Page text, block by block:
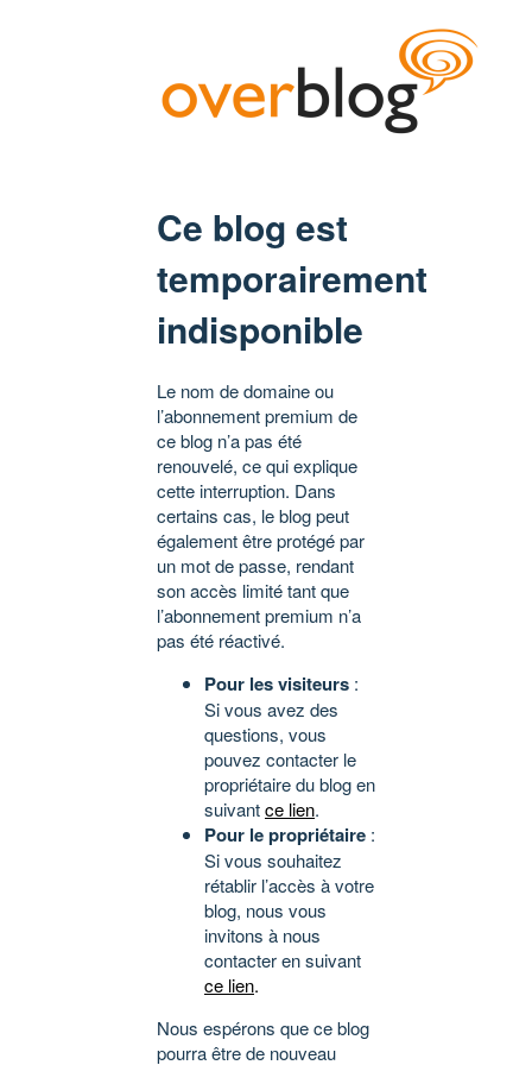
Ce blog est
temporairement
indisponible
Le nom de domaine ou
l’abonnement premium de
ce blog n’a pas été
renouvelé, ce qui explique
cette interruption. Dans
certains cas, le blog peut
également être protégé par
un mot de passe, rendant
son accès limité tant que
l’abonnement premium n’a
pas été réactivé.
Pour les visiteurs :
Si vous avez des
questions, vous
pouvez contacter le
propriétaire du blog en
suivantce lien.
Pour le propriétaire :
Si vous souhaitez
rétablir l’accès à votre
blog, nous vous
invitons à nous
contacter en suivant
ce lien.
Nous espérons que ce blog
pourra être de nouveau